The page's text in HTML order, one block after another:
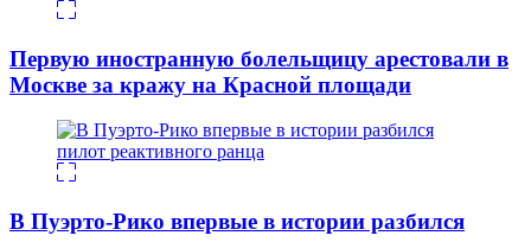
Первую иностранную болельщицу арестовали в
Москве за кражу на Красной площади
В Пуэрто-Рико впервые в истории разбился